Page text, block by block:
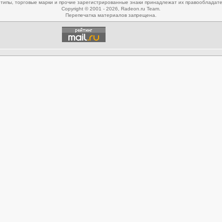
торговые марки и прочие зарегистрированные знаки принадлежат их
Copyright © 2001 - 2026, Radeon.ru Team.
Перепечатка материалов запрещена.